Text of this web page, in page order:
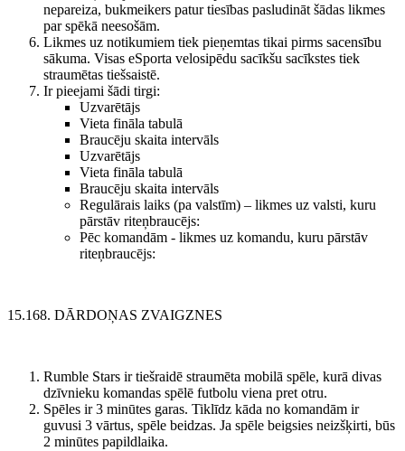
nepareiza, bukmeikers patur tiesības pasludināt šādas likmes
par spēkā neesošām.
Likmes uz notikumiem tiek pieņemtas tikai pirms sacensību
sākuma. Visas eSporta velosipēdu sacīkšu sacīkstes tiek
straumētas tiešsaistē.
Ir pieejami šādi tirgi:
Uzvarētājs
Vieta fināla tabulā
Braucēju skaita intervāls
Uzvarētājs
Vieta fināla tabulā
Braucēju skaita intervāls
Regulārais laiks (pa valstīm) – likmes uz valsti, kuru
pārstāv riteņbraucējs:
Pēc komandām - likmes uz komandu, kuru pārstāv
riteņbraucējs:
15.168. DĀRDOŅAS ZVAIGZNES
Rumble Stars ir tiešraidē straumēta mobilā spēle, kurā divas
dzīvnieku komandas spēlē futbolu viena pret otru.
Spēles ir 3 minūtes garas. Tiklīdz kāda no komandām ir
guvusi 3 vārtus, spēle beidzas. Ja spēle beigsies neizšķirti, būs
2 minūtes papildlaika.